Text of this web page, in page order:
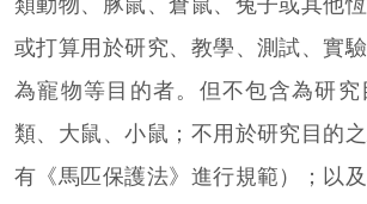
或打算用於研究、教學、測試、實
為寵物等目的者。但不包含為研究
類、大鼠、小鼠；不用於研究目的
有《馬匹保護法》進行規範）；以